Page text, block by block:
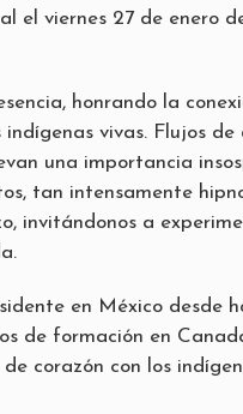
el viernes 27 de enero
honrando la
vivas. Flujos de
una importancia
tan intensamente
invitándonos a
en México desde
de formación en
corazón con los